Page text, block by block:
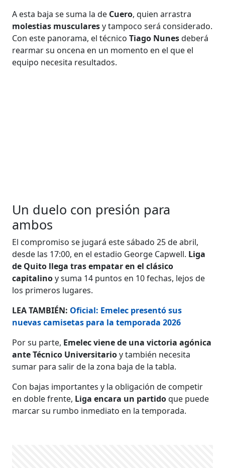
A esta baja se suma la de Cuero, quien arrastra
molestias muscularesy tampoco será considerado.
Con este panorama, el técnicoTiago Nunesdeberá
rearmar su oncena en un momento en el que el
equipo necesita resultados.
Un duelo con presión para
ambos
El compromiso se jugará este sábado 25 de abril,
desde las 17:00, en el estadio George Capwell. Liga
de Quito llega tras empatar en el clásico
capitalinoy suma 14 puntos en 10 fechas, lejos de
los primeros lugares.
LEA TAMBIÉN: Oficial: Emelec presentó sus
nuevas camisetas para la temporada 2026
Por su parte, Emelecviene de una victoria agónica
ante Técnico Universitarioy también necesita
sumar para salir de la zona baja de la tabla.
Con bajas importantes y la obligación de competir
en doble frente, Liga encara un partidoque puede
marcar su rumbo inmediato en la temporada.